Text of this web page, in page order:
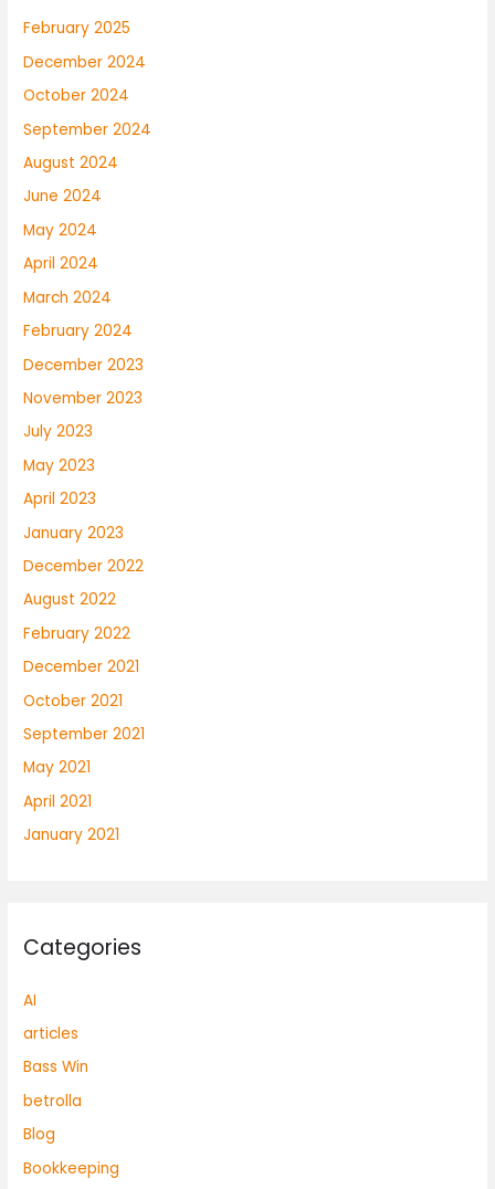
February 2025
December 2024
October 2024
September 2024
August 2024
June 2024
May 2024
April 2024
March 2024
February 2024
December 2023
November 2023
July 2023
May 2023
April 2023
January 2023
December 2022
August 2022
February 2022
December 2021
October 2021
September 2021
May 2021
April 2021
January 2021
Categories
AI
articles
Bass Win
betrolla
Blog
Bookkeeping